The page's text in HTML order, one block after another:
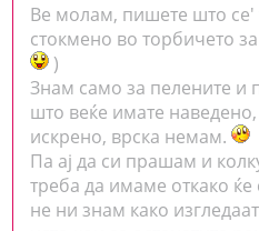
Ве молам, пишете што се'
стокмено во торбичето
)
Знам само за пелените и
што веќе имате
искрено, врска немам.
Па ај да си прашам и
треба да имаме откако
не ни знам како